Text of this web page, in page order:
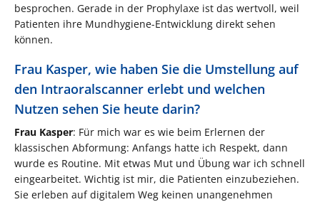
besprochen. Gerade in der Prophylaxe ist das wertvoll, weil
Patienten ihre Mundhygiene-Entwicklung direkt sehen
können.
Frau Kasper, wie haben Sie die Umstellung auf
den Intraoralscanner erlebt und welchen
Nutzen sehen Sie heute darin?
Frau Kasper: Für mich war es wie beim Erlernen der
klassischen Abformung: Anfangs hatte ich Respekt, dann
wurde es Routine. Mit etwas Mut und Übung war ich schnell
eingearbeitet. Wichtig ist mir, die Patienten einzubeziehen.
Sie erleben auf digitalem Weg keinen unangenehmen